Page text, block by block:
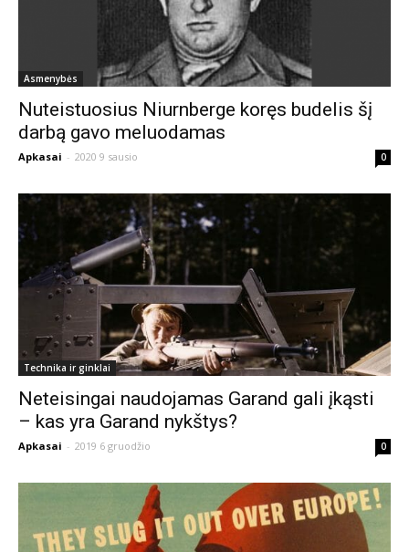
Asmenybės
Nuteistuosius Niurnberge koręs budelis šį
darbą gavo meluodamas
Apkasai - 2020 9 sausio 0
Technika ir ginklai
Neteisingai naudojamas Garand gali įkąsti
– kas yra Garand nykštys?
Apkasai - 2019 6 gruodžio 0